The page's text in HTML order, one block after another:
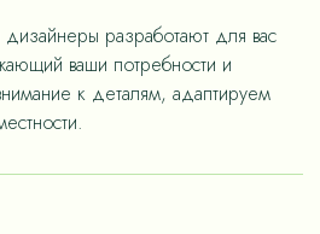
разработают для вас
ваши потребности и
к деталям, адаптируем